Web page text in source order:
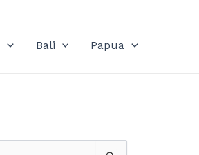
Bali Papua